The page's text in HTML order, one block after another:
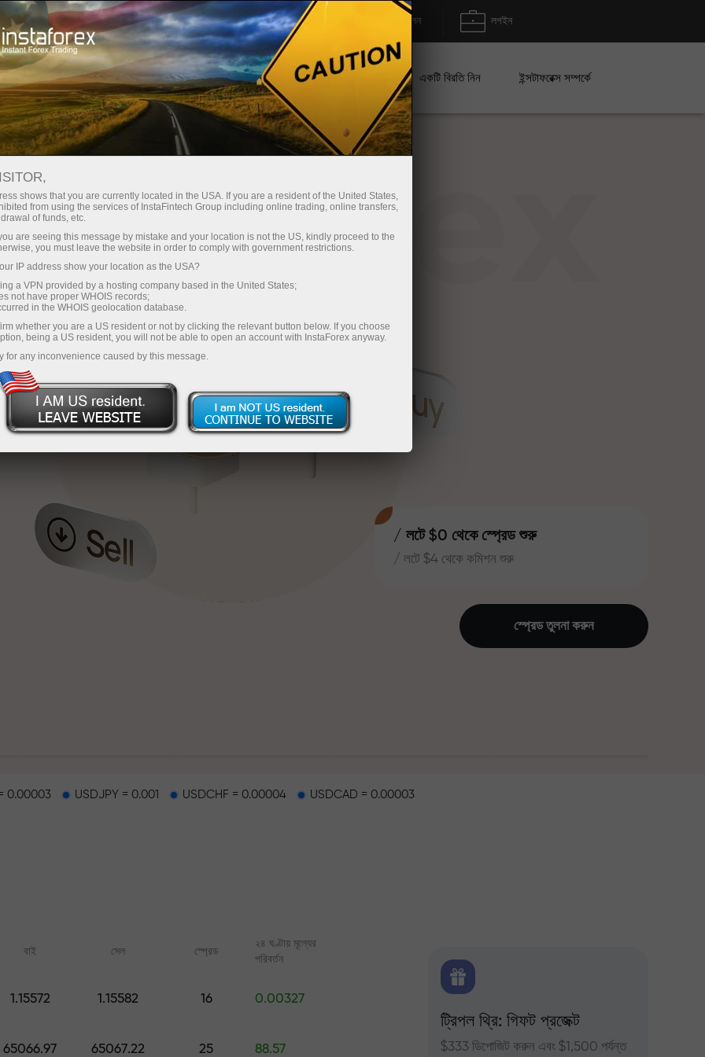
তাৎক্ষণিক অ্যাকাউন্ট খোলা ট্রেডিং প্ল্যাটফর্ম জমা/উত্তোলন লগইন
বিনিয়োগকারীদের জন্য অংশীদারদের জন্য ক্যাম্পেইন একটি বিরতি নিন ইন্সটাফরেক্স সম্পর্কে
/ লটে $0 থেকে স্প্রেড শুরু
/ লটে $4 থেকে কমিশন শুরু
পাওয়া যায়
জ্যাকপট
স্প্রেড তুলনা করুন
0.00003 USDJPY = 0.001 USDCHF = 0.00004 USDCAD = 0.00003
বাই সেল স্প্রেড
২৪ ঘণ্টায় মূল্যের
পরিবর্তন
1.15572 1.15582 16 0.00327
65066.97 65067.22 25 88.57
শূন্য থেকে ট্রেডিং শিখুন — সব লেভেলের জন্য
ফরেক্স, ক্রিপ্টো ও ফিউচার্সের জন্য দৈনিক
ট্রিপল থ্রি: গিফট প্রজেক্ট
$333 ডিপোজিট করুন এবং $1,500 পর্যন্ত
shows that you are currently located in the USA. If you are a resident of the United States,
from using the services of InstaFintech Group including online trading, online transfers,
of funds, etc.
are seeing this message by mistake and your location is not the US, kindly proceed to the
you must leave the website in order to comply with government restrictions.
IP address show your location as the USA?
a VPN provided by a hosting company based in the United States;
not have proper WHOIS records;
in the WHOIS geolocation database.
whether you are a US resident or not by clicking the relevant button below. If you choose
being a US resident, you will not be able to open an account with InstaForex anyway.
for any inconvenience caused by this message.